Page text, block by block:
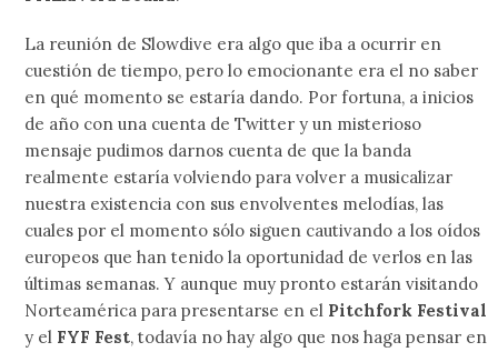
La reunión de Slowdive era algo que iba a ocurrir en
cuestión de tiempo, pero lo emocionante era el no saber
en qué momento se estaría dando. Por fortuna, a inicios
de año con una cuenta de Twitter y un misterioso
mensaje pudimos darnos cuenta de que la banda
realmente estaría volviendo para volver a musicalizar
nuestra existencia con sus envolventes melodías, las
cuales por el momento sólo siguen cautivando a los oídos
europeos que han tenido la oportunidad de verlos en las
últimas semanas. Y aunque muy pronto estarán visitando
Norteamérica para presentarse en el Pitchfork Festival
y el FYF Fest, todavía no hay algo que nos haga pensar en